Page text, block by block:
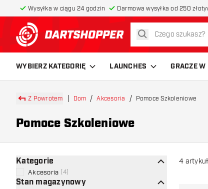
Wysyłka w ciągu 24 godzin Darmowa wysyłka od 250
powrót do strony głównej
szukaj
WYBIERZ KATEGORIĘ LAUNCHES GRACZE W
Z Powrotem Dom Akcesoria Pomoce Szkoleniowe
Pomoce Szkoleniowe
Kategorie
Akcesoria 4)
Stan magazynowy
4